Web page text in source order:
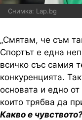
Снимка: Lap.bg
„Смятам, че съм
Спортът е една
всичко със самия
конкуренцията.
основата и едно
които трябва да
Какво е